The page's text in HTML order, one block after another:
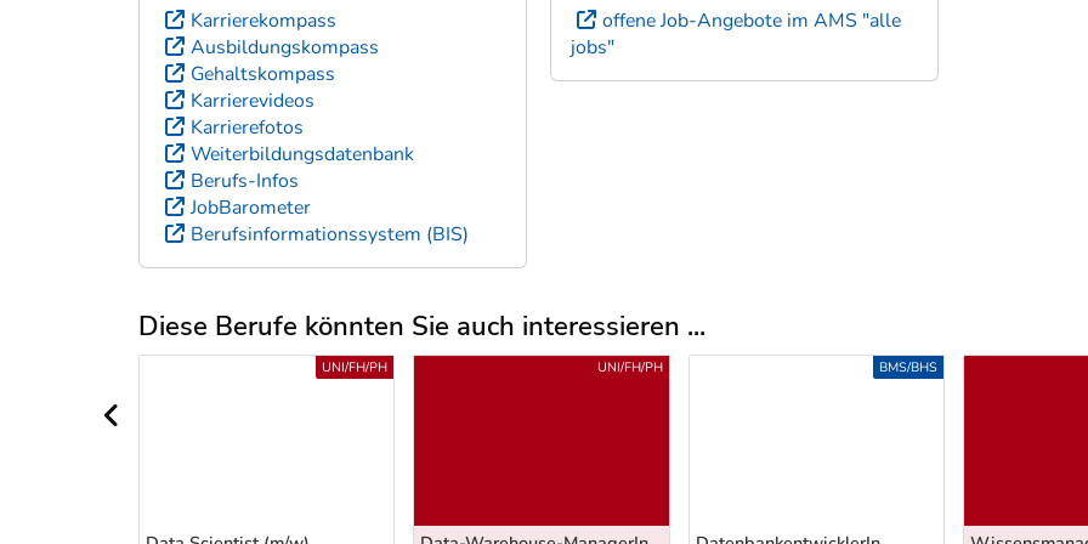
Karrierekompass
Ausbildungskompass
Gehaltskompass
Karrierevideos
Karrierefotos
Weiterbildungsdatenbank
Berufs-Infos
JobBarometer
Berufsinformationssystem (BIS)
offene Job-Angebote im AMS "alle
jobs"
Diese Berufe könnten Sie auch interessieren ...
Uber weitere Berufsvorschläge
UNI/FH/PH UNI/FH/PH BMS/BHS